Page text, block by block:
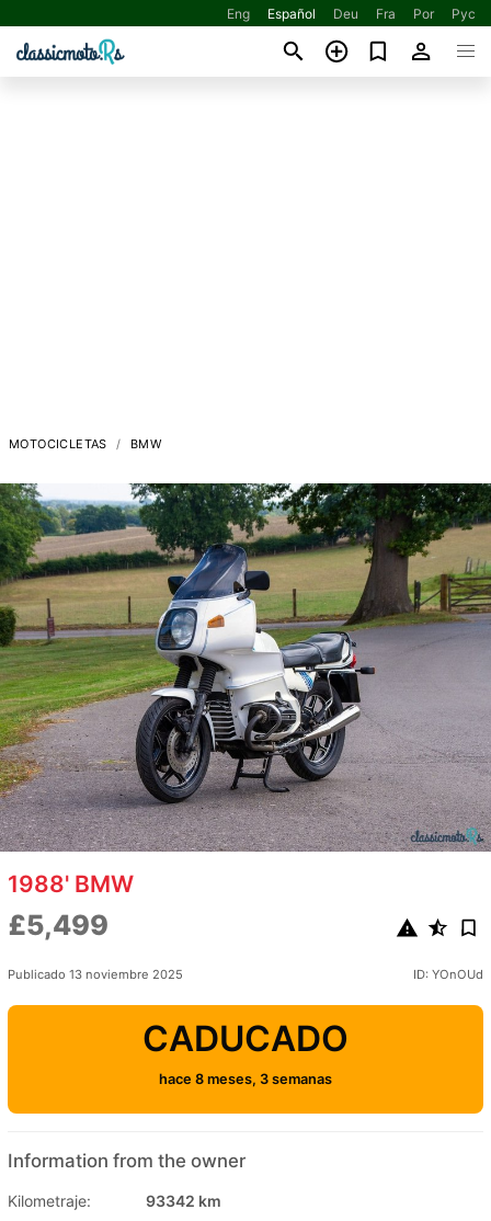
Eng Español Deu Fra Por Рус
MOTOCICLETAS BMW
1988' BMW
£5,499
Publicado 13 noviembre 2025 ID: YOnOUd
CADUCADO
hace 8 meses, 3 semanas
Information from the owner
Kilometraje:
93342 km